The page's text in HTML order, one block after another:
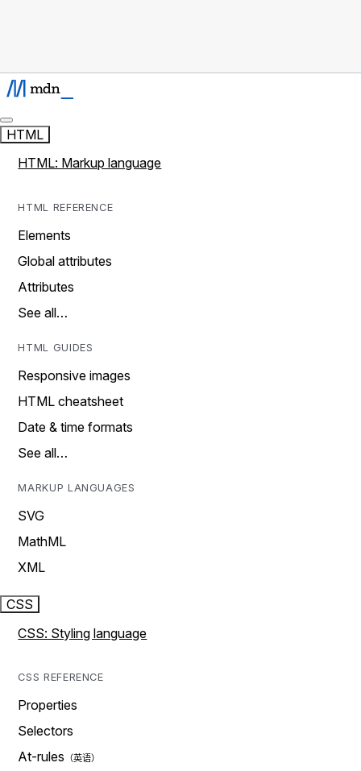
HTML
HTML: Markup language
HTML REFERENCE
Elements
Global attributes
Attributes
See all…
HTML GUIDES
Responsive images
HTML cheatsheet
Date & time formats
See all…
MARKUP LANGUAGES
SVG
MathML
XML
CSS
CSS: Styling language
CSS REFERENCE
Properties
Selectors
At-rules